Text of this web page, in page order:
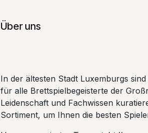
Über uns
In der ältesten Stadt Luxemburgs
für alle Brettspielbegeisterte der
Leidenschaft und Fachwissen
Sortiment, um Ihnen die besten